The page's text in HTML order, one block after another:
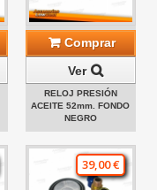
Comprar
Ver
RELOJ PRESIÓN
ACEITE 52mm. FONDO
NEGRO
39,00 €